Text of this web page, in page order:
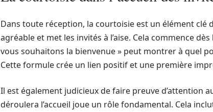
Dans toute réception, la courtoisie est un élément clé
agréable et met les invités à l’aise. Cela commence
vous souhaitons la bienvenue » peut montrer à quel
Cette formule crée un lien positif et une première
Il est également judicieux de faire preuve d’attention
déroulera l’accueil joue un rôle fondamental. Cela